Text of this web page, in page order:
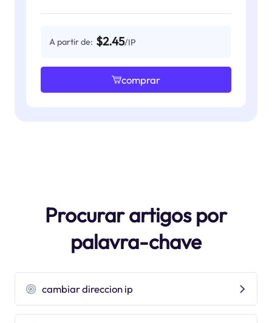
A partir de: $2.45/IP
comprar
Procurar artigos por
palavra-chave
cambiar direccion ip